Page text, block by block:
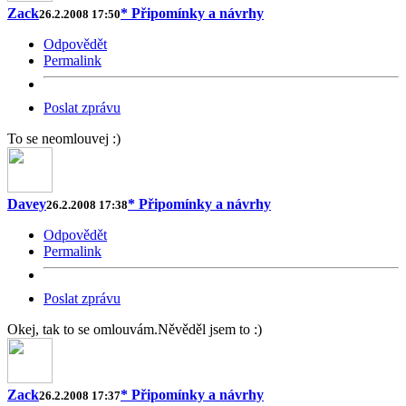
Zack26.2.2008 17:50* Připomínky a návrhy
Odpovědět
Permalink
Poslat zprávu
To se neomlouvej :)
Davey26.2.2008 17:38* Připomínky a návrhy
Odpovědět
Permalink
Poslat zprávu
Okej, tak to se omlouvám.Něvěděl jsem to :)
Zack26.2.2008 17:37* Připomínky a návrhy